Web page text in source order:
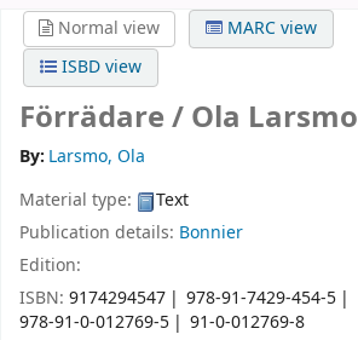
Normal view
MARC view
ISBD view
Förrädare /Ola Larsmo
By: Larsmo, Ola
Material type:
Text
Publication details: Bonnier
Edition:
ISBN: 9174294547
978-91-7429-454-5
978-91-0-012769-5
91-0-012769-8